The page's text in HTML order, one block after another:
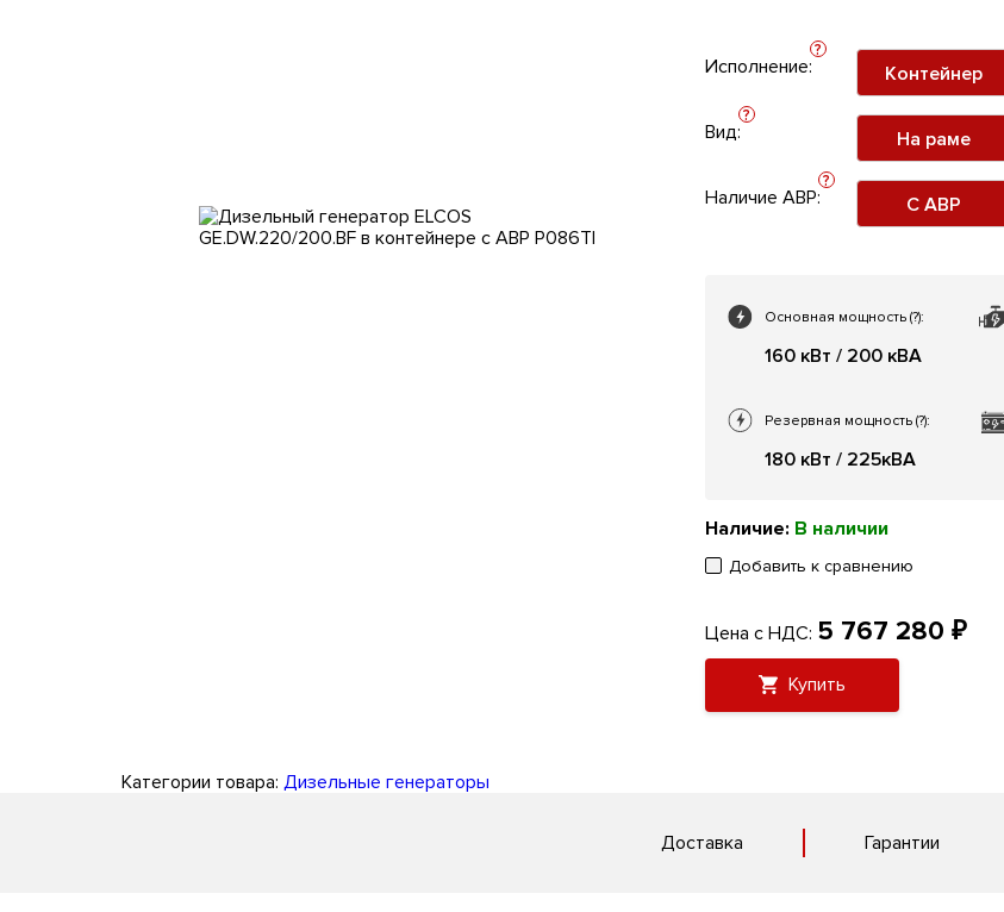
Исполнение:
?
Контейнер
Вид:
?
На раме
Наличие АВР:
?
С АВР
Основная мощность (?):
160 кВт / 200 кВА
Резервная мощность (?):
180 кВт / 225кВА
Наличие: В наличии
Добавить к сравнению
Цена с НДС: 5 767 280 ₽
Купить
Категории товара: Дизельные генераторы
Доставка Гарантии